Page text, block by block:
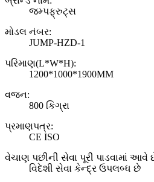
જમ્પફ્રુટ્સ
મોડલ નંબર:
JUMP-HZD-1
પરિમાણ(L*W*H):
1200*1000*1900MM
વજન:
800 કિગ્રા
પ્રમાણપત્ર:
CE ISO
વેચાણ પછીની સેવા પૂરી પાડવામાં આવે
વિદેશી સેવા કેન્દ્ર ઉપલબ્ધ છે